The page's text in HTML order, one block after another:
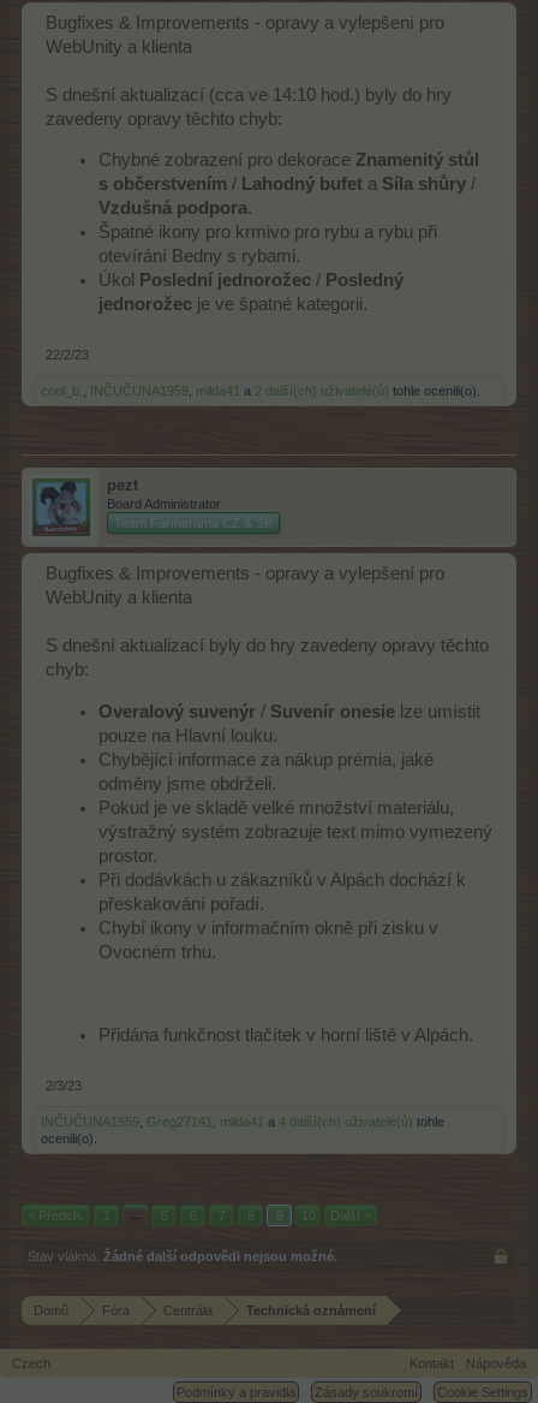
Bugfixes & Improvements - opravy a vylepšení pro
WebUnity a klienta
S dnešní aktualizací (cca ve 14:10 hod.) byly do hry
zavedeny opravy těchto chyb:
Chybné zobrazení pro dekorace Znamenitý stůl
s občerstvením / Lahodný bufet a Síla shůry /
Vzdušná podpora.
Špatné ikony pro krmivo pro rybu a rybu při
otevírání Bedny s rybami.
Úkol
Poslední jednorožec / Posledný
jednorožec je ve špatné kategorii.
22/2/23
cool_b. INČUČUNA1959 milda41 a 2 další(ch) uživatelé(ů) tohle ocenili(o).
pezt
Board Administrator
Team Farmerama CZ & SK
Bugfixes & Improvements - opravy a vylepšení pro
WebUnity a klienta
S dnešní aktualizací byly do hry zavedeny opravy těchto
chyb:
Overalový suvenýr / Suvenír onesie lze umístit
pouze na Hlavní louku.
Chybějící informace za nákup prémia, jaké
odměny jsme obdrželi.
Pokud je ve skladě velké množství materiálu,
výstražný systém zobrazuje text mimo vymezený
prostor.
Při dodávkách u zákazníků v Alpách dochází k
přeskakování pořadí.
Chybí ikony v informačním okně při zisku v
Ovocném trhu.
Přidána funkčnost tlačítek v horní liště v Alpách.
2/3/23
INČUČUNA1959 Greg27141 milda41 a 4 další(ch) uživatelé(ů) tohle
ocenili(o).
< Předch. 1 ← 5 6 7 8 9 10 Další >
Stav vlákna: Žádné další odpovědi nejsou možné.
Domů Fóra Centrála Technická oznámení
Czech Kontakt
Nápověda
Podmínky a pravidla
Zásady soukromí
Cookie Settings